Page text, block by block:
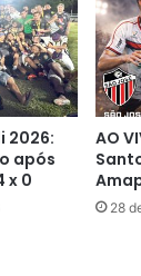
afirmou o
que
na
2026:
após
x 0
AO
28